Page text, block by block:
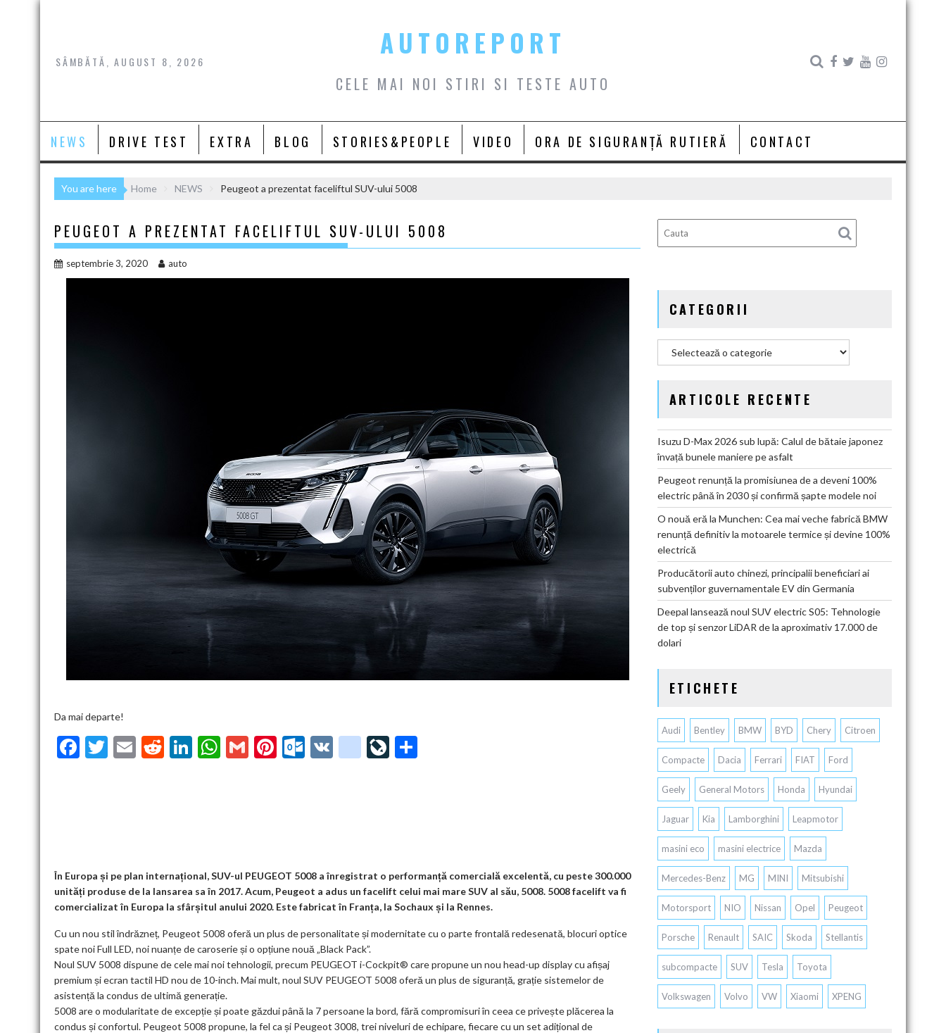
Skip
SÂMBĂTĂ, AUGUST 8, 2026
AUTOREPORT
CELE MAI NOI STIRI SI TESTE AUTO
NEWS DRIVE TEST EXTRA BLOG STORIES&PEOPLE VIDEO ORA DE SIGURANȚĂ RUTIERĂ CONTACT
You are here Home NEWS Peugeot a prezentat faceliftul SUV-ului 5008
PEUGEOT A PREZENTAT FACELIFTUL SUV-ULUI 5008
septembrie 3, 2020 auto
Da mai departe!
F
k
T
E
R
Li W
p
G
Pi O
m
V
g
o
o
k
m
ar
Li
În Europa și pe plan internațional, SUV-ul PEUGEOT 5008 a înregistrat o performanță comercială excelentă, cu peste 300.000
unități produse de la lansarea sa în 2017. Acum, Peugeot a adus un facelift celui mai mare SUV al său, 5008. 5008 facelift va fi
comercializat în Europa la sfârșitul anului 2020. Este fabricat în Franța, la Sochaux și la Rennes.
Cu un nou stil îndrăzneț, Peugeot 5008 oferă un plus de personalitate și modernitate cu o parte frontală redesenată, blocuri optice
spate noi Full LED, noi nuanțe de caroserie și o opțiune nouă „Black Pack”.
Noul SUV 5008 dispune de cele mai noi tehnologii, precum PEUGEOT i-Cockpit® care propune un nou head-up display cu afișaj
premium și ecran tactil HD nou de 10-inch. Mai mult, noul SUV PEUGEOT 5008 oferă un plus de siguranță, grație sistemelor de
asistență la condus de ultimă generație.
5008 are o modularitate de excepție și poate găzdui până la 7 persoane la bord, fără compromisuri în ceea ce privește plăcerea la
condus și confortul. Peugeot 5008 propune, la fel ca și Peugeot 3008, trei niveluri de echipare, fiecare cu un set adițional de
CATEGORII
ARTICOLE RECENTE
Isuzu D-Max 2026 sub lupă: Calul de bătaie japonez
învață bunele maniere pe asfalt
Peugeot renunță la promisiunea de a deveni 100%
electric până în 2030 și confirmă șapte modele noi
O nouă eră la Munchen: Cea mai veche fabrică BMW
renunță definitiv la motoarele termice și devine 100%
electrică
Producătorii auto chinezi, principalii beneficiari ai
subvenților guvernamentale EV din Germania
Deepal lansează noul SUV electric S05: Tehnologie
de top și senzor LiDAR de la aproximativ 17.000 de
dolari
ETICHETE
Audi Bentley BMW BYD Chery Citroen
Compacte Dacia Ferrari FIAT Ford
Geely General Motors Honda Hyundai
Jaguar Kia Lamborghini Leapmotor
masini eco masini electrice Mazda
Mercedes-Benz MG MINI Mitsubishi
Motorsport NIO Nissan Opel Peugeot
Porsche Renault SAIC Skoda Stellantis
subcompacte SUV Tesla Toyota
Volkswagen Volvo VW Xiaomi XPENG